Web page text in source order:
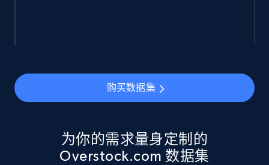
Seller id, URL, Catalog seller id, Seller name, Seller
display name, Seller email, Seller phone, Seller
eCommerce
购买数据集
为你的需求量身定制的
Overstock.com 数据集